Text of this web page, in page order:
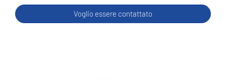
Voglio essere contattato